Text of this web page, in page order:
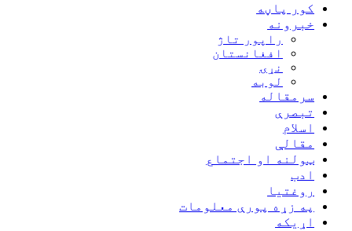
کور پاڼه
خبرونه
راپور تاژ
افغانستان
نړۍ
لوبه
سرمقاله
تبصرې
اسلام
مقالې
ټولنه او اجتماع
ادب
روغتيا
په زړه پورې معلومات
اړيکه